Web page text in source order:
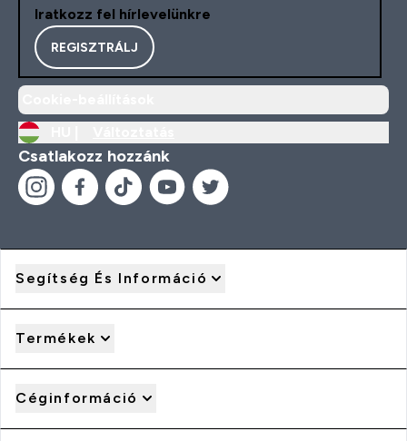
Iratkozz fel hírlevelünkre
REGISZTRÁLJ
Csatlakozz hozzánk
Segítség És Információ
Termékek
Céginformáció